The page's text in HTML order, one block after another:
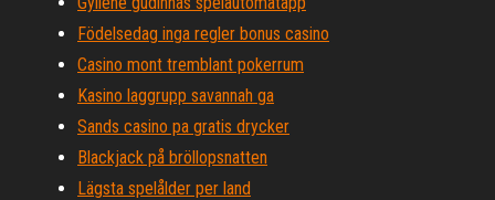
Födelsedag inga regler bonus casino
Casino mont tremblant pokerrum
Kasino laggrupp savannah ga
Sands casino pa gratis drycker
Blackjack på bröllopsnatten
Lägsta spelålder per land